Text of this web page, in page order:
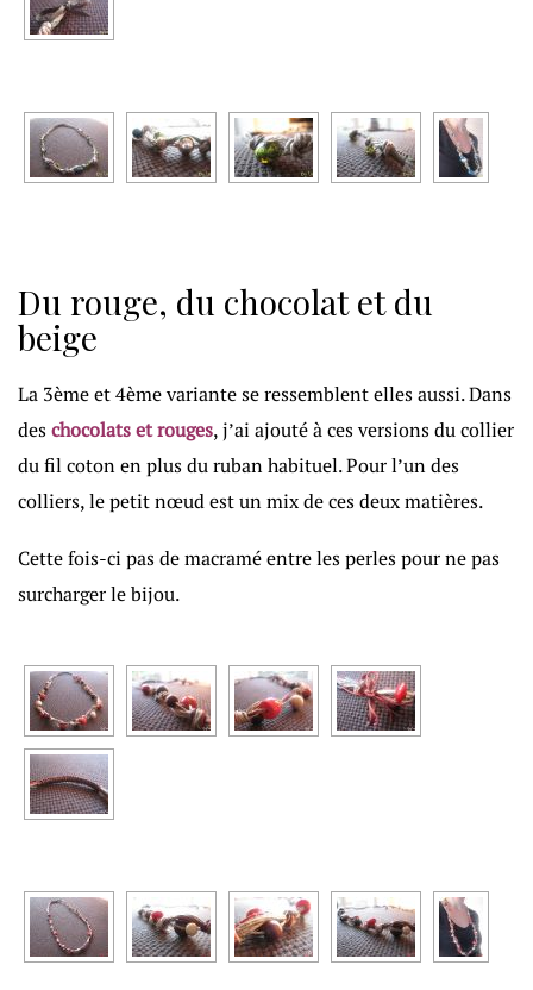
Du rouge, du chocolat et du
beige
La 3ème et 4ème variante se ressemblent elles aussi. Dans
deschocolats et rouges, j’ai ajouté à ces versions du collier
du fil coton en plus du ruban habituel. Pour l’un des
colliers, le petit nœud est un mix de ces deux matières.
Cette fois-ci pas de macramé entre les perles pour ne pas
surcharger le bijou.